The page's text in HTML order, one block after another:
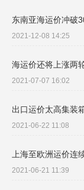
东南亚海运价冲破
2021-12-08 14:25
海运价还将上涨两
2021-07-07 16:02
出口运价太高集装
2021-06-22 11:08
上海至欧洲运价连
2021-06-21 11:39